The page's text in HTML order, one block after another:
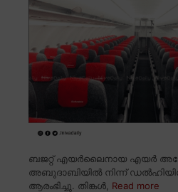
ബജറ്റ് എയർലൈനായ എയർ
അബുദാബിയിൽ നിന്ന്
ആരംഭിച്ചു. തിങ്കൾ, Read more